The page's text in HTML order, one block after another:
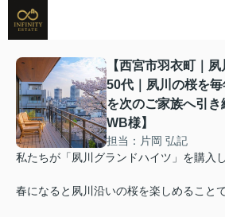
【西宮市羽衣町｜
50代｜夙川の桜を
を次のご家族へ引き
WB様】
担当：片岡 弘記
私たちが「夙川グランドハイツ」を購入
春になると夙川沿いの桜を楽しめることで